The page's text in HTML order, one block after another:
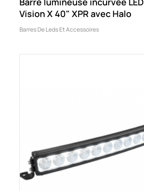
Vision X 40" XPR avec Halo
Barres De Leds Et Accessoires